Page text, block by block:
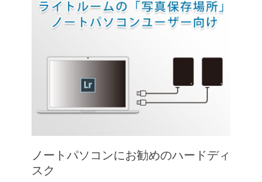
ノートパソコンにお勧めのハードディ
スク